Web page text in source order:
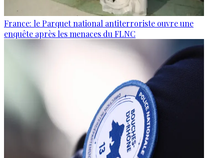
France: le Parquet national antiterroriste ouvre une
enquête après les menaces du FLNC